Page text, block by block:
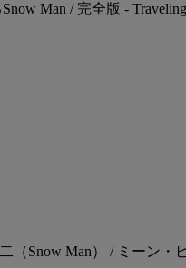
Man / 完全版 -
（Snow Man） / ミーン・